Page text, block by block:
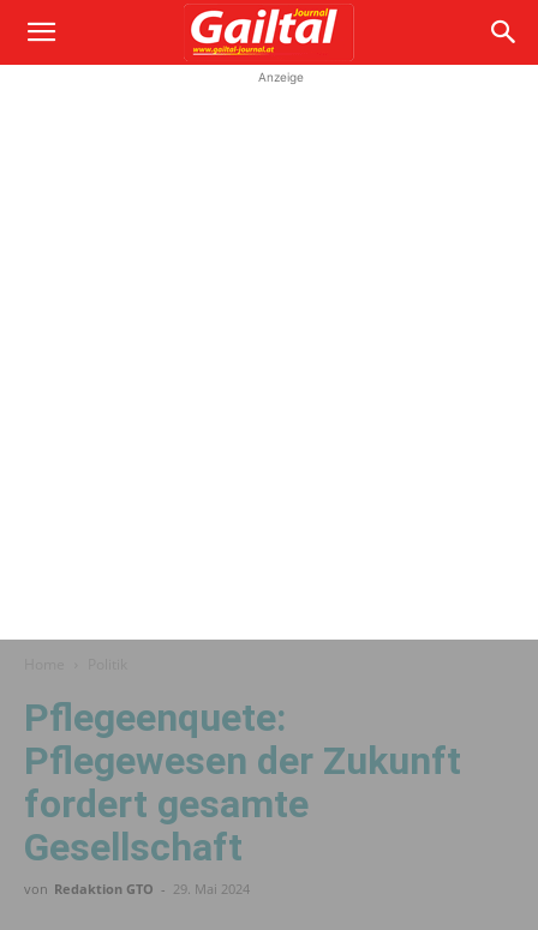
Anzeige
Pflegeenquete:
Pflegewesen der Zukunft
fordert gesamte
Gesellschaft
von Redaktion GTO - 29. Mai 2024